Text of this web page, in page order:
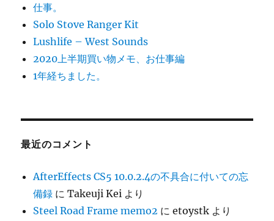
ら
困
デ
仕事。
Solo Stove Ranger Kit
Lushlife – West Sounds
2020上半期買い物メモ、お仕事編
1年経ちました。
最近のコメント
AfterEffects CS5 10.0.2.4の不具合に付いての忘
備録 にTakeuji Kei より
Steel Road Frame memo2 にetoystk より